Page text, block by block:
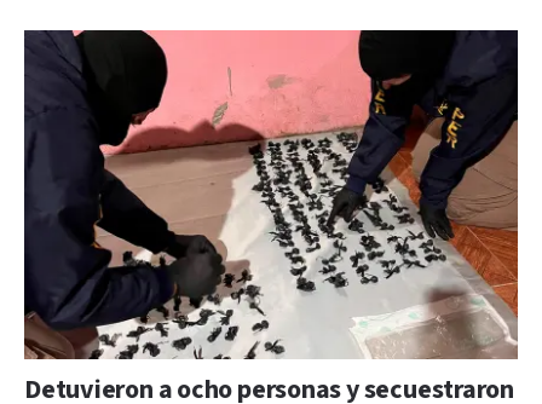
Detuvieron a ocho personas y secuestraron